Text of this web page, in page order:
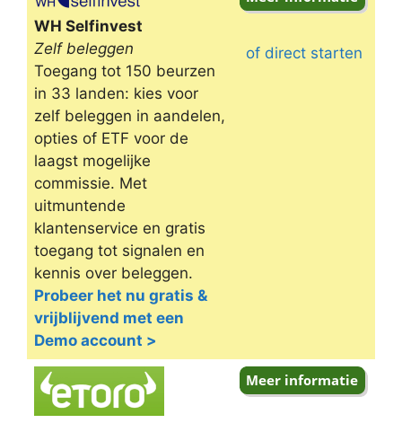
WH Selfinvest
Zelf beleggen
Toegang tot 150 beurzen
in 33 landen: kies voor
zelf beleggen in aandelen,
opties of ETF voor de
laagst mogelijke
commissie. Met
uitmuntende
klantenservice en gratis
toegang tot signalen en
kennis over beleggen.
Probeer het nu gratis &
vrijblijvend met een
Demo account >
of direct starten